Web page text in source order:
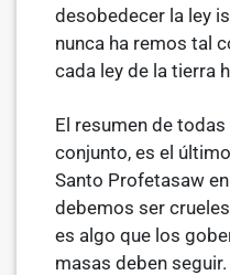
desobedecer la ley
nunca ha­ remos tal
cada ley de la tierra
El resumen de
conjunto, es el
Santo Profetasaw
debemos ser
es algo que los
masas deben